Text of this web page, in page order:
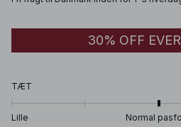
30% OFF
TÆT
Lille Normal